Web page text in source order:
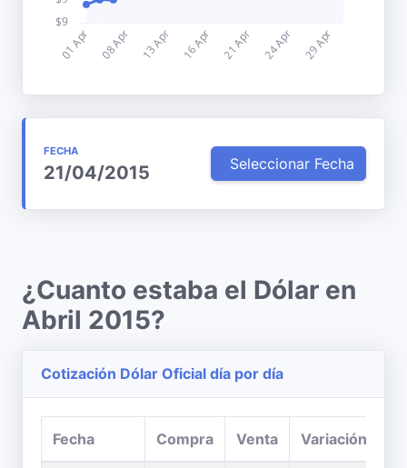
FECHA
21/04/2015 Seleccionar Fecha
¿Cuanto estaba el Dólar en
Abril 2015?
Cotización Dólar Oficial día por día
Fecha Compra Venta Variación